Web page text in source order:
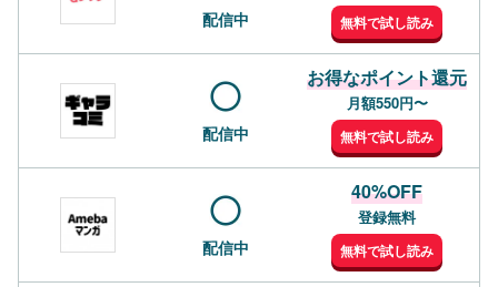
配信中 無料で試し読み
配信中
お得なポイント還元
月額550円〜
無料で試し読み
配信中
40%OFF
登録無料
無料で試し読み